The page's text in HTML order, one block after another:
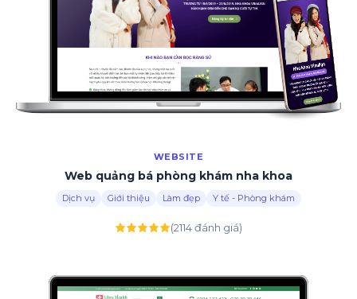
WEBSITE
Web quảng bá phòng khám nha khoa
Dịch vụ Giới thiệu Làm đẹp Y tế - Phòng khám
(2114 đánh giá)